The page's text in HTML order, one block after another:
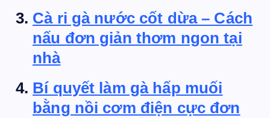
Cà ri gà nước cốt dừa – Cách
nấu đơn giản thơm ngon tại
nhà
Bí quyết làm gà hấp muối
bằng nồi cơm điện cực đơn